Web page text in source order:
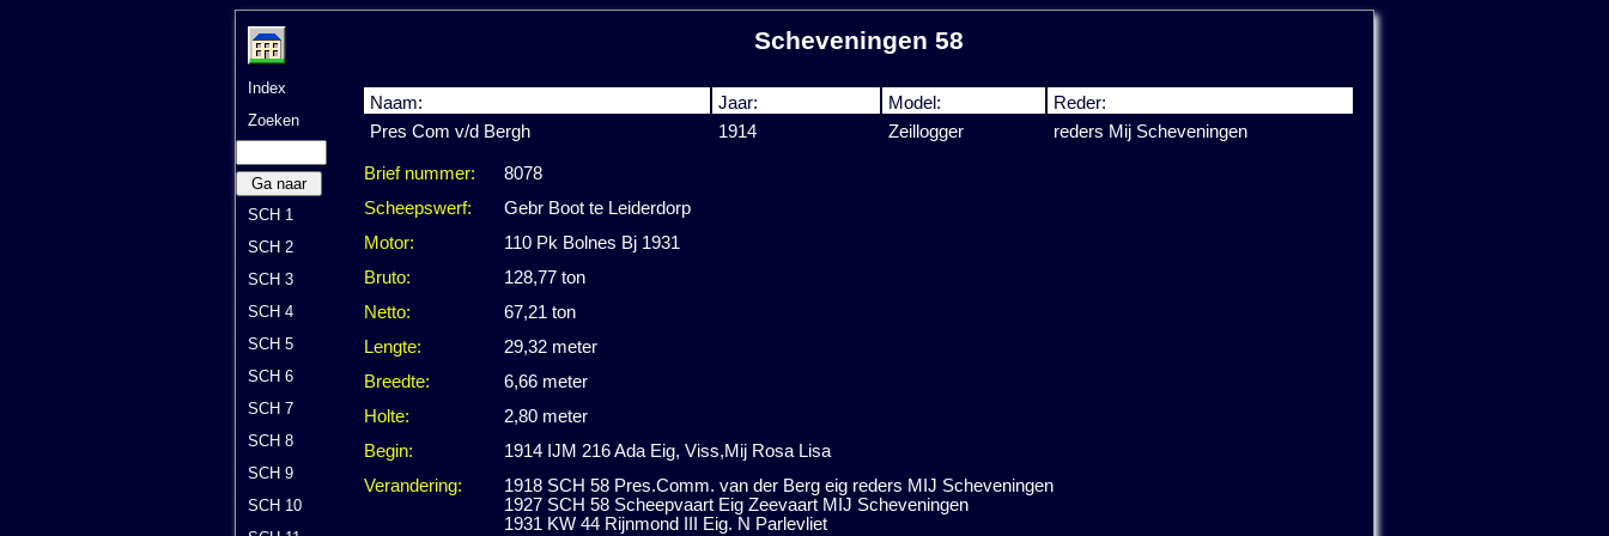
Index
Zoeken
Ga naar
SCH 1
SCH 2
SCH 3
SCH 4
SCH 5
SCH 6
SCH 7
SCH 8
SCH 9
SCH 10
Scheveningen 58
Naam: Jaar: Model:
Reder:
Pres Com v/d Bergh
1914 Zeillogger reders Mij Scheveningen
Brief nummer:
8078
Scheepswerf:
Gebr Boot te Leiderdorp
Motor:
110 Pk Bolnes Bj 1931
Bruto:
128,77 ton
Netto:
67,21 ton
Lengte:
29,32 meter
Breedte:
6,66 meter
Holte:
2,80 meter
Begin:
1914 IJM 216 Ada Eig, Viss,Mij Rosa Lisa
Verandering:
1918 SCH 58 Pres.Comm. van der Berg eig reders MIJ Scheveningen
1927 SCH 58 Scheepvaart Eig Zeevaart MIJ Scheveningen
1931 KW 44 Rijnmond III Eig. N Parlevliet